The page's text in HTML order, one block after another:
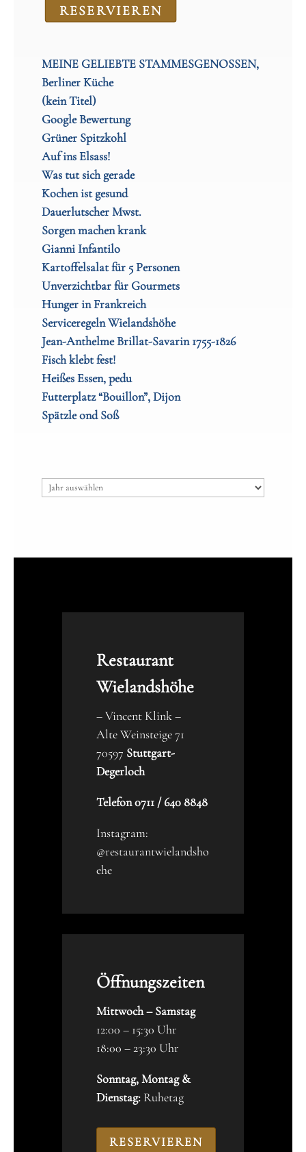
RE­SER­VIEREN
MEINE GELIEBTE STAMMESGENOSSEN,
Berliner Küche
(kein Titel)
Google Bewertung
Grüner Spitzkohl
Auf ins Elsass!
Was tut sich gerade
Kochen ist gesund
Dauerlutscher Mwst.
Sorgen machen krank
Gianni Infantilo
Kartoffelsalat für 5 Personen
Unverzichtbar für Gourmets
Hunger in Frankreich
Serviceregeln Wielandshöhe
Jean-Anthelme Brillat-Savarin 1755-1826
Fisch klebt fest!
Heißes Essen, pedu
Futterplatz “Bouillon”, Dijon
Spätzle ond Soß
Archiv
Restaurant
Wielandshöhe
– Vincent Klink –
Alte Weinsteige 71
70597 Stuttgart-
Degerloch
Telefon 0711 / 640 8848
Instagram:
@restaurantwielandsho
ehe
Öffnungszeiten
Mittwoch – Samstag
12:00 – 15:30 Uhr
18:00 – 23:30 Uhr
Sonntag, Montag &
Dienstag:Ruhetag
RESERVIEREN